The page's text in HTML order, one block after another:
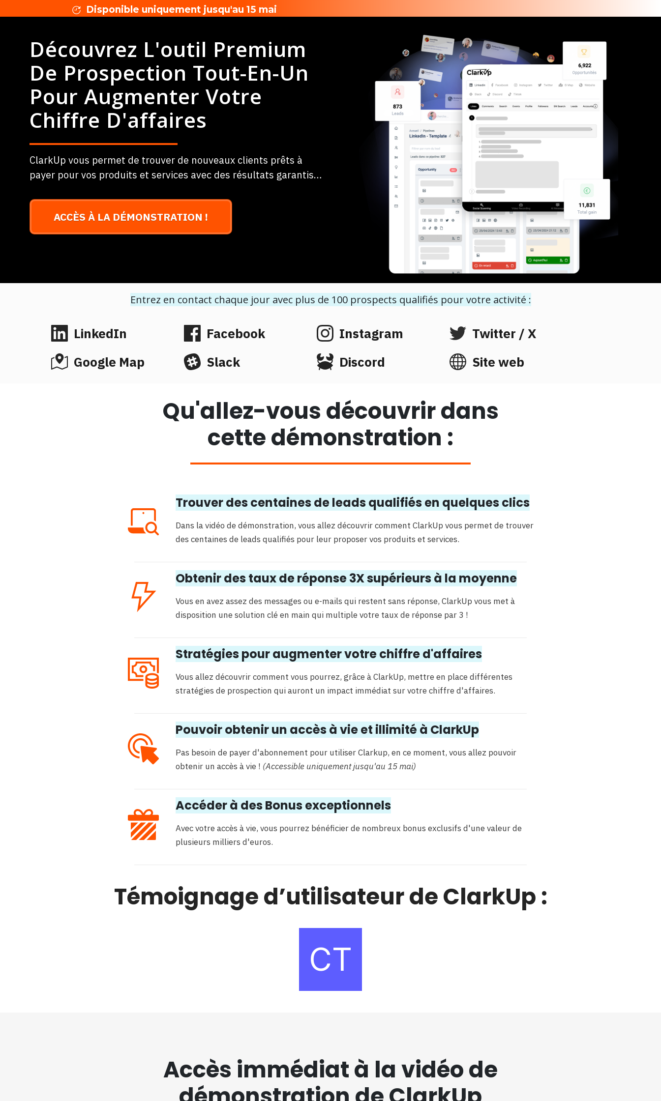
Disponible uniquement jusqu'au 15 mai
Découvrez L'outil Premium
De Prospection Tout-En-Un
Pour Augmenter Votre
Chiffre D'affaires
ClarkUp vous permet de trouver de nouveaux clients prêts à
payer pour vos produits et services avec des résultats garantis…
ACCÈS À LA DÉMONSTRATION !
Entrez en contact chaque jour avec plus de 100 prospects qualifiés pour votre activité :
LinkedIn
Google Map
Facebook
Slack
Instagram
Discord
Twitter / X
Site web
Qu'allez-vous découvrir dans
cette démonstration :
Trouver des centaines de leads qualifiés en quelques clics
Dans la vidéo de démonstration, vous allez découvrir comment ClarkUp vous permet de trouver
des centaines de leads qualifiés pour leur proposer vos produits et services.
Obtenir des taux de réponse 3X supérieurs à la moyenne
Vous en avez assez des messages ou e-mails qui restent sans réponse, ClarkUp vous met à
disposition une solution clé en main qui multiple votre taux de réponse par 3 !
Stratégies pour augmenter votre chiffre d'affaires
Vous allez découvrir comment vous pourrez, grâce à ClarkUp, mettre en place différentes
stratégies de prospection qui auront un impact immédiat sur votre chiffre d'affaires.
Pouvoir obtenir un accès à vie et illimité à ClarkUp
Pas besoin de payer d'abonnement pour utiliser Clarkup, en ce moment, vous allez pouvoir
obtenir un accès à vie ! (Accessible uniquement jusqu'au 15 mai)
Accéder à des Bonus exceptionnels
Avec votre accès à vie, vous pourrez bénéficier de nombreux bonus exclusifs d'une valeur de
plusieurs milliers d'euros.
Témoignage d’utilisateur de ClarkUp :
Accès immédiat à la vidéo de